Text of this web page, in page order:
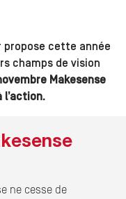
propose cette année
champs de vision
Makesense
l’action.
ne cesse de